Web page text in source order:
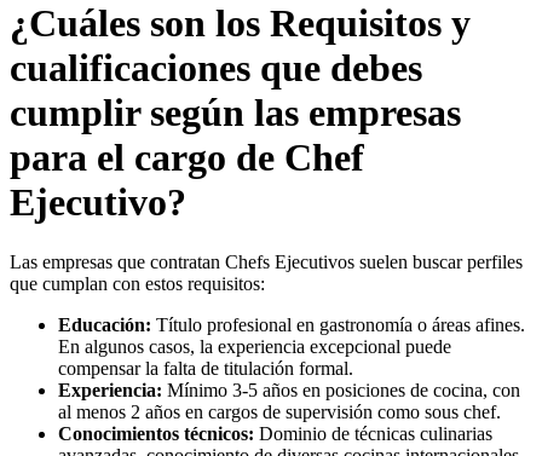
¿Cuáles son los Requisitos y
cualificaciones que debes
cumplir según las empresas
para el cargo de Chef
Ejecutivo?
Las empresas que contratan Chefs Ejecutivos suelen buscar perfiles
que cumplan con estos requisitos:
Educación: Título profesional en gastronomía o áreas afines.
En algunos casos, la experiencia excepcional puede
compensar la falta de titulación formal.
Experiencia: Mínimo 3-5 años en posiciones de cocina, con
al menos 2 años en cargos de supervisión como sous chef.
Conocimientos técnicos: Dominio de técnicas culinarias